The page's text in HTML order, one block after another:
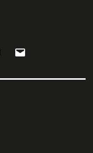
Instagram